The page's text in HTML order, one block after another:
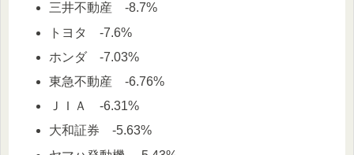
三井不動産 -8.7%
トヨタ -7.6%
ホンダ -7.03%
東急不動産 -6.76%
ＪＩＡ -6.31%
大和証券 -5.63%